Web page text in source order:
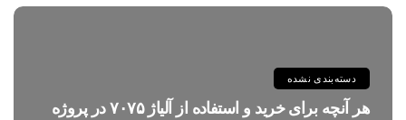
دسته‌بندی نشده
هر آنچه برای خرید و استفاده از آلیاژ ۷۰۷۵ در پروژه